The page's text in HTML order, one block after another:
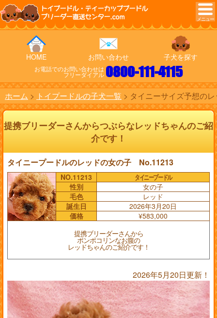
トイプードル・ティーカッププードル
ブリーダー直送センター.com
HOME お問い合わせ 子犬を探す
お電話でのお問い合わせは
フリーダイアル 0800-111-4115
ホーム トイプードルの子犬一覧 タイニーサイズ予想の
提携ブリーダーさんからつぶらなレッドちゃんのご紹
介です！
タイニープードルのレッドの女の子 No.11213
NO.11213
タイニープードル
性別
女の子
毛色
レッド
誕生日
2026年3月20日
価格
¥583,000
提携ブリーダーさんから
ポンポコリンなお腹の
レッドちゃんのご紹介です！
2026年5月20日更新！